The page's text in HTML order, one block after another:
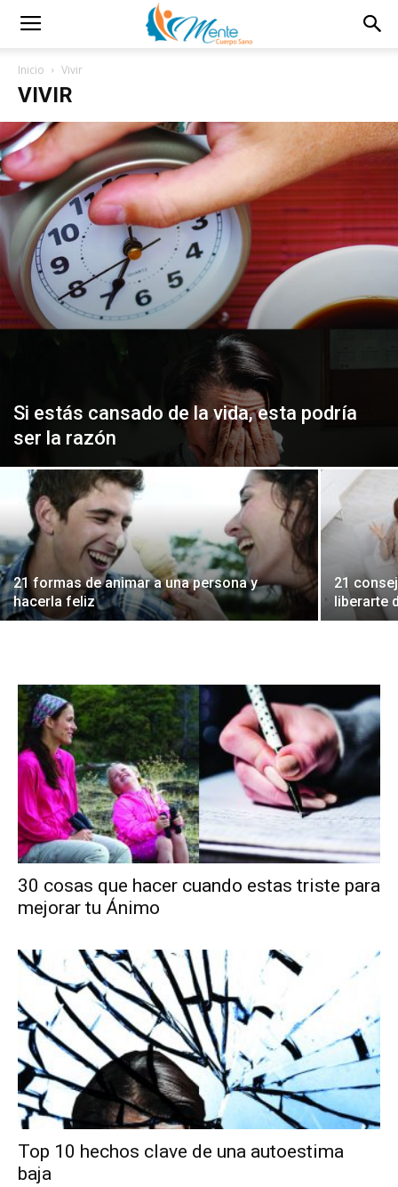
Inicio Vivir
VIVIR
Si estás cansado de la vida, esta podría
ser la razón
21 formas de animar a una persona y
hacerla feliz
21
liberarte
30 cosas que hacer cuando estas triste para
mejorar tu Ánimo
Top 10 hechos clave de una autoestima
baja